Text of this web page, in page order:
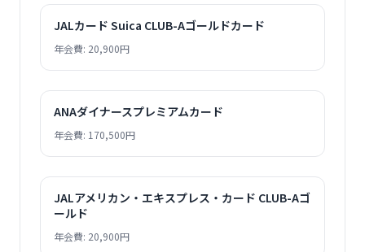
JALカード Suica CLUB-Aゴールドカード
年会費: 20,900円
ANAダイナースプレミアムカード
年会費: 170,500円
JALアメリカン・エキスプレス・カード CLUB-Aゴ
ールド
年会費: 20,900円